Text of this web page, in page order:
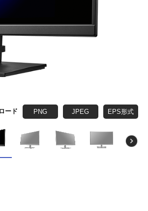
ード PNG JPEG EPS形式
画像ダウンロード JPEG EPS形式
画像ダウンロード JPEG EPS形式
画像ダウンロード JPEG EPS形式
画像ダウンロード JPEG EPS形式
画像ダウンロード JPEG EPS形式
画像ダウンロード JPEG EPS形式